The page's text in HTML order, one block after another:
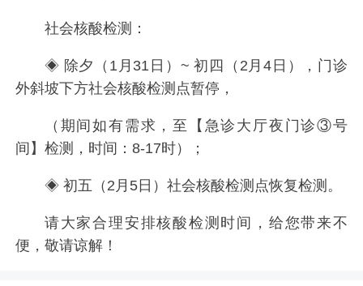
社会核酸检测：
◈ 除夕（1月31日）~ 初四（2月4日），门诊
外斜坡下方社会核酸检测点暂停，
（期间如有需求，至【急诊大厅夜门诊③号
间】检测，时间：8-17时）；
◈ 初五（2月5日）社会核酸检测点恢复检测。
请大家合理安排核酸检测时间，给您带来不
便，敬请谅解！